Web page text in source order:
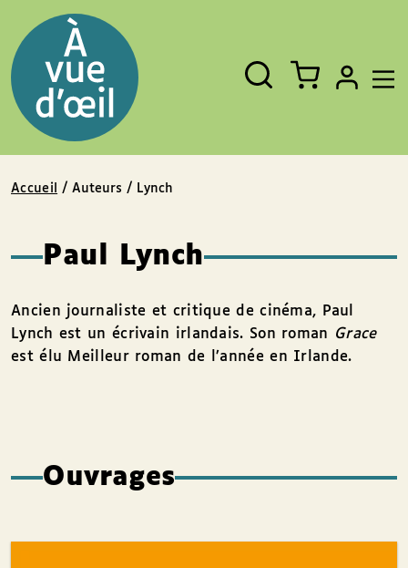
Fermer
Rechercher
un
livre,
un
auteur,
un
EAN
Accueil / Auteurs / Lynch
Paul Lynch
Ancien journaliste et critique de cinéma, Paul
Lynch est un écrivain irlandais. Son roman Grace
est élu Meilleur roman de l’année en Irlande.
Ouvrages